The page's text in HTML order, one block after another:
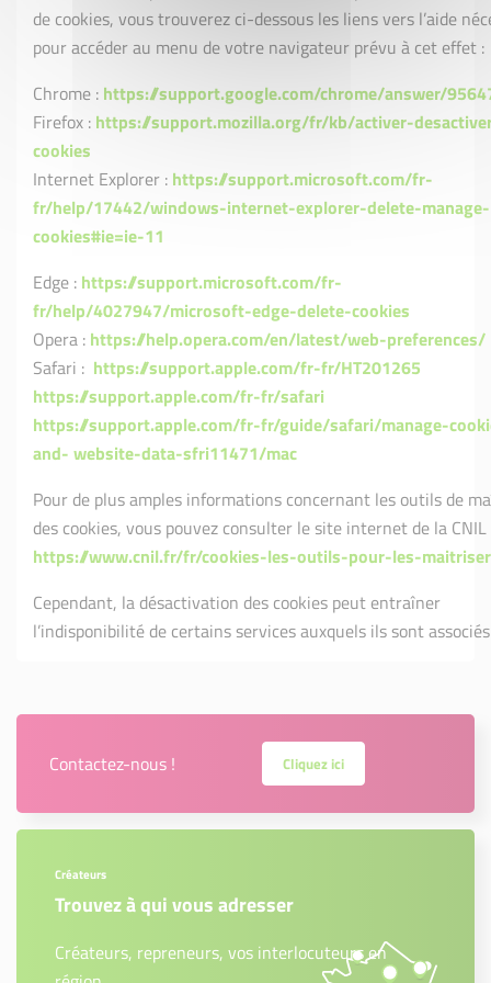
de cookies, vous trouverez ci-dessous les liens vers l’aide
pour accéder au menu de votre navigateur prévu à cet effet :
Chrome : https://support.google.com/chrome/answer/
Firefox : https://support.mozilla.org/fr/kb/activer-
cookies
Internet Explorer : https://support.microsoft.com/fr-
fr/help/17442/windows-internet-explorer-delete-manage-
cookies#ie=ie-11
Edge : https://support.microsoft.com/fr-
fr/help/4027947/microsoft-edge-delete-cookies
Opera : https://help.opera.com/en/latest/web-preferences/
Safari : https://support.apple.com/fr-fr/HT201265
https://support.apple.com/fr-fr/safari
https://support.apple.com/fr-fr/guide/safari/manage-
and- website-data-sfri11471/mac
Pour de plus amples informations concernant les outils de
des cookies, vous pouvez consulter le site internet de la CNIL
https://www.cnil.fr/fr/cookies-les-outils-pour-les-maitriser
Cependant, la désactivation des cookies peut entraîner
l’indisponibilité de certains services auxquels ils sont
Contactez-nous ! Cliquez ici
Créateurs
Trouvez à qui vous adresser
Créateurs, repreneurs, vos interlocuteurs en